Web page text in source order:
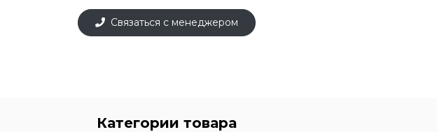
Связаться с менеджером
Категории товара